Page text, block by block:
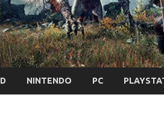
NINTENDO PC